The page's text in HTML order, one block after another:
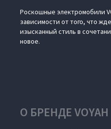
Роскошные электромобили
зависимости от того, что
изысканный стиль в
новое.
О БРЕНДЕ VOYAH